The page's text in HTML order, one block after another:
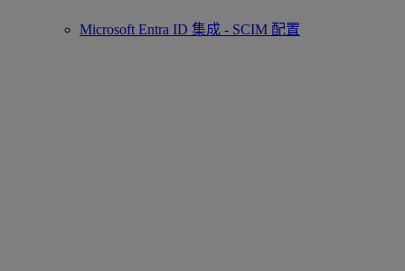
Microsoft Entra ID 集成 - SCIM 配置